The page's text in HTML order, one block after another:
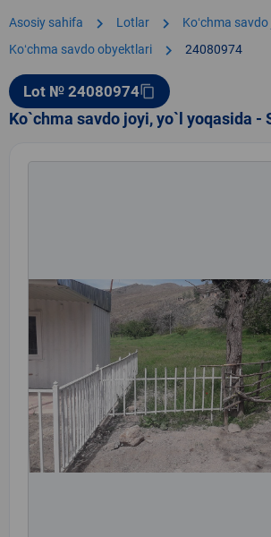
Asosiy sahifa chevron_right Lotlar chevron_right Koʻchma
Koʻchma savdo obyektlari chevron_right 24080974
Lot № 24080974content_copy
Ko`chma savdo joyi, yo`l yoqasida -